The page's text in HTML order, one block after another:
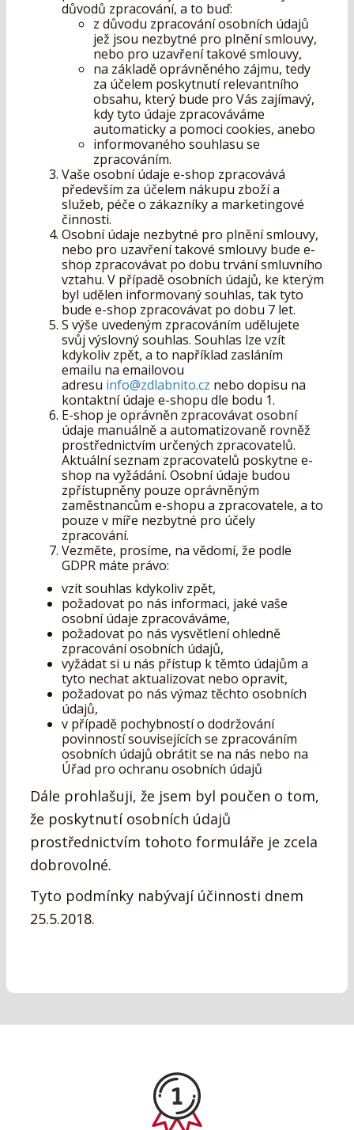
důvodů zpracování, a to buď:
z důvodu zpracování osobních údajů
jež jsou nezbytné pro plnění smlouvy,
nebo pro uzavření takové smlouvy,
na základě oprávněného zájmu, tedy
za účelem poskytnutí relevantního
obsahu, který bude pro Vás zajímavý,
kdy tyto údaje zpracováváme
automaticky a pomoci cookies, anebo
informovaného souhlasu se
zpracováním.
Vaše osobní údaje e-shop zpracovává
především za účelem nákupu zboží a
služeb, péče o zákazníky a marketingové
činnosti.
Osobní údaje nezbytné pro plnění smlouvy,
nebo pro uzavření takové smlouvy bude e-
shop zpracovávat po dobu trvání smluvního
vztahu. V případě osobních údajů, ke kterým
byl udělen informovaný souhlas, tak tyto
bude e-shop zpracovávat po dobu 7 let.
S výše uvedeným zpracováním udělujete
svůj výslovný souhlas. Souhlas lze vzít
kdykoliv zpět, a to například zasláním
emailu na emailovou
adresu info@zdlabnito.cz nebo dopisu na
kontaktní údaje e-shopu dle bodu 1.
E-shop je oprávněn zpracovávat osobní
údaje manuálně a automatizovaně rovněž
prostřednictvím určených zpracovatelů.
Aktuální seznam zpracovatelů poskytne e-
shop na vyžádání. Osobní údaje budou
zpřístupněny pouze oprávněným
zaměstnancům e-shopu a zpracovatele, a to
pouze v míře nezbytné pro účely
zpracování.
Vezměte, prosíme, na vědomí, že podle
GDPR máte právo:
vzít souhlas kdykoliv zpět,
požadovat po nás informaci, jaké vaše
osobní údaje zpracováváme,
požadovat po nás vysvětlení ohledně
zpracování osobních údajů,
vyžádat si u nás přístup k těmto údajům a
tyto nechat aktualizovat nebo opravit,
požadovat po nás výmaz těchto osobních
údajů,
v případě pochybností o dodržování
povinností souvisejících se zpracováním
osobních údajů obrátit se na nás nebo na
Úřad pro ochranu osobních údajů
Dále prohlašuji, že jsem byl poučen o tom,
že poskytnutí osobních údajů
prostřednictvím tohoto formuláře je zcela
dobrovolné.
Tyto podmínky nabývají účinnosti dnem
25.5.2018.